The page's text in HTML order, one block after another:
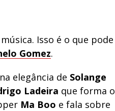
Isso é o que pode
Gomez.
elegância de Solange
Ladeira que forma o
Ma Boo e fala sobre